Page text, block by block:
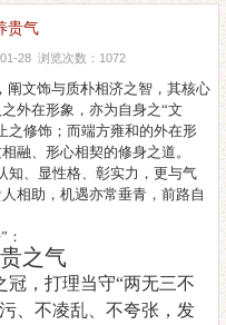
贵气
28 浏览次数：1072
阐文饰与质朴相济之智，其核心
外在形象，亦为自身之“文
之修饰；而端方雍和的外在形
融、形心相契的修身之道。
知、显性格、彰实力，更与气
相助，机遇亦常垂青，前路自
：
之气
冠，打理当守“两无三不
、不凌乱、不夸张，发